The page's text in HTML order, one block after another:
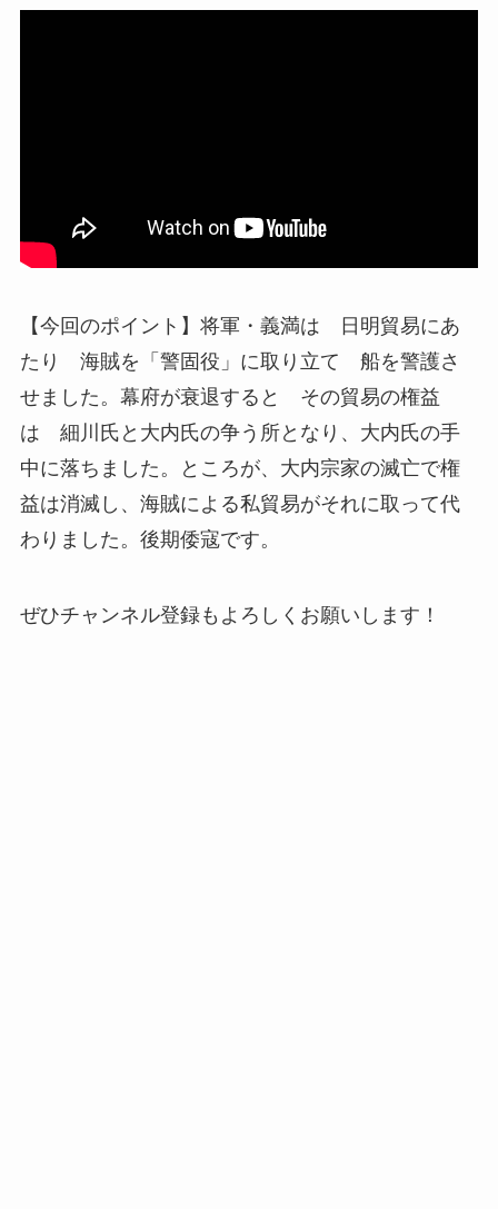
【今回のポイント】将軍・義満は 日明貿易にあ
たり 海賊を「警固役」に取り立て 船を警護さ
せました。幕府が衰退すると その貿易の権益
は 細川氏と大内氏の争う所となり、大内氏の手
中に落ちました。ところが、大内宗家の滅亡で権
益は消滅し、海賊による私貿易がそれに取って代
わりました。後期倭寇です。
ぜひチャンネル登録もよろしくお願いします！